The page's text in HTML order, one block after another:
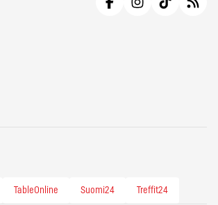
TableOnline Suomi24 Treffit24